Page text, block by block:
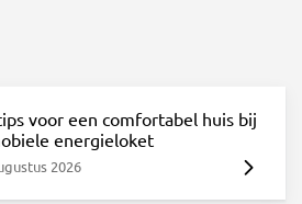
voor een comfortabel huis bij
energieloket
2026